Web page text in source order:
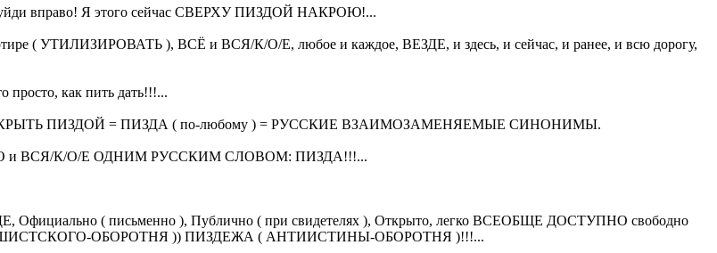
уйди вправо! Я этого сейчас СВЕРХУ ПИЗДОЙ НАКРОЮ!...
), ВСЁ и ВСЯ/К/О/Е, любое и каждое, ВЕЗДЕ, и здесь, и сейчас, и ранее, и всю дорогу,
как пить дать!!!...
ПИЗДОЙ = ПИЗДА ( по-любому ) = РУССКИЕ ВЗАИМОЗАМЕНЯЕМЫЕ СИНОНИМЫ.
ВСЯ/К/О/Е ОДНИМ РУССКИМ СЛОВОМ: ПИЗДА!!!...
( письменно ), Публично ( при свидетелях ), Открыто, легко ВСЕОБЩЕ ДОСТУПНО свободно
ОБОРОТНЯ )) ПИЗДЕЖА ( АНТИИСТИНЫ-ОБОРОТНЯ )!!!...